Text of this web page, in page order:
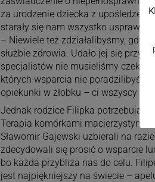
za urodzenie dziecka z
starały się nam wszystko
– Niewiele też zdziałalibyśmy,
służbie zdrowia. Udało jej się
specjalistów nie musieliśmy czekać
których wsparcia nie poradzilibyśmy
opiekunki w żłobku – ci wszyscy
Jednak rodzice Filipka potrzebują
Terapia komórkami macierzystymi
Sławomir Gajewski uzbierali na
zdecydowali się prosić o wsparcie
bo każda przybliża nas do celu.
jest najpiękniejszy na świecie –